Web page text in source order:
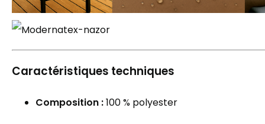
Caractéristiques techniques
Composition :100 % polyester